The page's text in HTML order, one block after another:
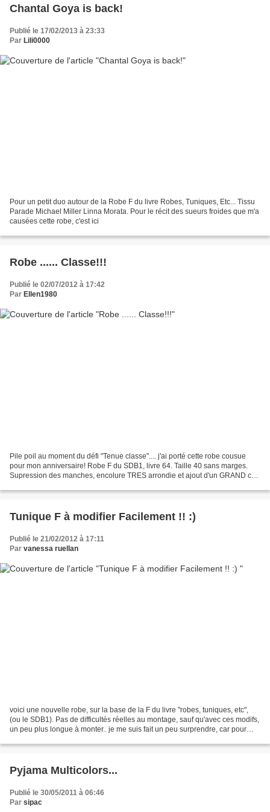
Chantal Goya is back!
Publié le 17/02/2013 à 23:33
Par Lili0000
Pour un petit duo autour de la Robe F du livre Robes, Tuniques, Etc... Tissu
Parade Michael Miller Linna Morata. Pour le récit des sueurs froides que m'a
causées cette robe, c'est ici
Robe ...... Classe!!!
Publié le 02/07/2012 à 17:42
Par Ellen1980
Pile poil au moment du défi "Tenue classe".... j'ai porté cette robe cousue
pour mon anniversaire! Robe F du SDB1, livre 64. Taille 40 sans marges.
Supression des manches, encolure TRES arrondie et ajout d'un GRAND col
Tunique F à modifier Facilement !! :)
Publié le 21/02/2012 à 17:11
Par vanessa ruellan
voici une nouvelle robe, sur la base de la F du livre "robes, tuniques, etc",
(ou le SDB1). Pas de difficultés réelles au montage, sauf qu'avec ces modifs,
un peu plus longue à monter.. je me suis fait un peu surprendre, car pour
Pyjama Multicolors...
Publié le 30/05/2011 à 06:46
Par sipac